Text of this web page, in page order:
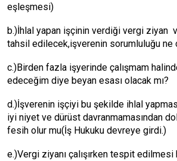
eşleşmesi)
b.)İhlal yapan işçinin verdiği vergi ziyan
tahsil edilecek,işverenin sorumluluğu ne
c.)Birden fazla işyerinde çalışmam
edeceğim diye beyan esası olacak mı?
d.)İşverenin işçiyi bu şekilde ihlal
iyi niyet ve dürüst davranmamasından
fesih olur mu(İş Hukuku devreye girdi.)
e.)Vergi ziyanı çalışırken tespit